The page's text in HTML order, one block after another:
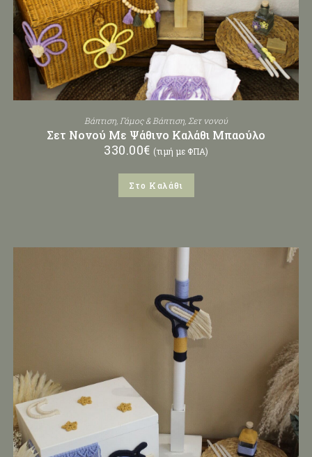
Βάπτιση Γάμος & Βάπτιση Σετ νονού
Σετ Νονού Με Ψάθινο Καλάθι Μπαούλο
330.00€ (τιμή με ΦΠΑ)
Στο Καλάθι